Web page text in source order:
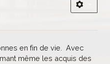
en fin de vie. Avec
même les acquis des